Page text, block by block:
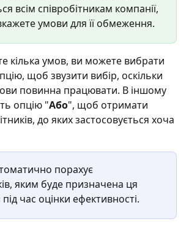
всім співробітникам компанії,
умови для її обмеження.
кілька умов, ви можете вибрати
щоб звузити вибір, оскільки
повинна працювати. В іншому
опцію "Або", щоб отримати
до яких застосовується хоча
порахує
яким буде призначена ця
час оцінки ефективності.